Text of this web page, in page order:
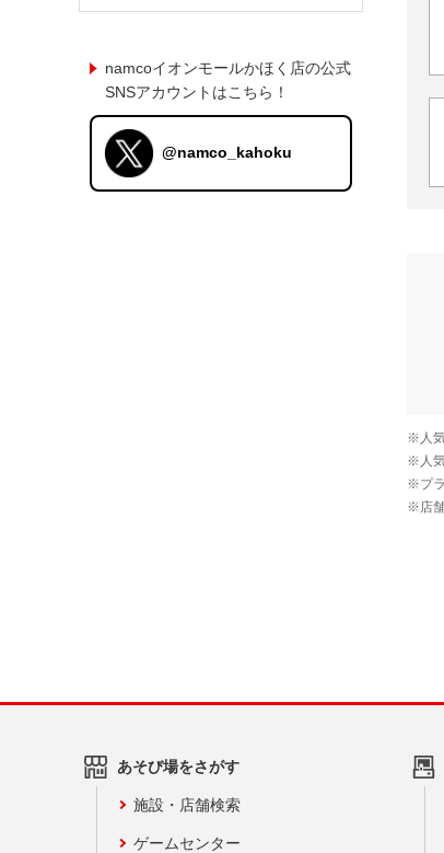
namcoイオンモールかほく店の公式
SNSアカウントはこちら！
@namco_kahoku
あそび場をさがす
施設・店舗検索
ゲームセンター